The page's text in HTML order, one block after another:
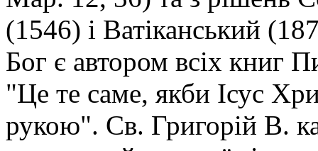
(1546) і Ватіканський
Бог є автором всіх книг
"Це те саме, якби Ісус
рукою". Св. Григорій В.